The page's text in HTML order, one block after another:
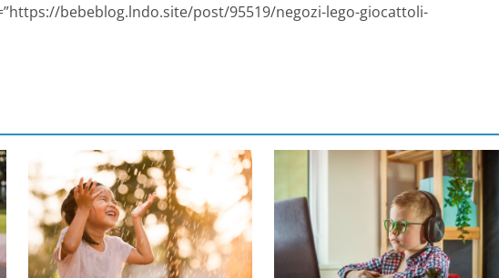
bebeblog.lndo.site/post/95519/negozi-lego-giocattoli-